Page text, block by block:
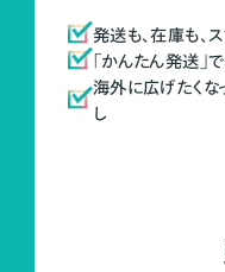
発送も、在庫も、
「かんたん発送」
海外に広げたくな
し